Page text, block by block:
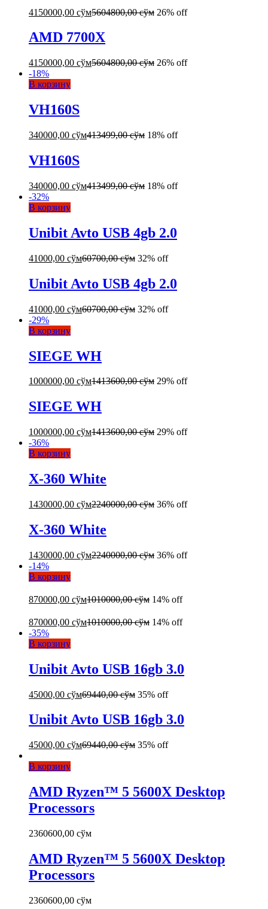
4150000,00 сўм5604800,00сўм 26% off
AMD 7700X
4150000,00 сўм5604800,00сўм 26% off
-18%
В корзину
VH160S
340000,00 сўм413499,00сўм 18% off
VH160S
340000,00 сўм413499,00сўм 18% off
-32%
В корзину
Unibit Avto USB 4gb 2.0
41000,00 сўм60700,00сўм 32% off
Unibit Avto USB 4gb 2.0
41000,00 сўм60700,00сўм 32% off
-29%
В корзину
SIEGE WH
1000000,00 сўм1413600,00сўм 29% off
SIEGE WH
1000000,00 сўм1413600,00сўм 29% off
-36%
В корзину
X-360 White
1430000,00 сўм2240000,00сўм 36% off
X-360 White
1430000,00 сўм2240000,00сўм 36% off
-14%
В корзину
870000,00 сўм1010000,00сўм 14% off
870000,00 сўм1010000,00сўм 14% off
-35%
В корзину
Unibit Avto USB 16gb 3.0
45000,00 сўм69440,00сўм 35% off
Unibit Avto USB 16gb 3.0
45000,00 сўм69440,00сўм 35% off
В корзину
AMD Ryzen™ 5 5600X Desktop
Processors
2360600,00 сўм
AMD Ryzen™ 5 5600X Desktop
Processors
2360600,00 сўм